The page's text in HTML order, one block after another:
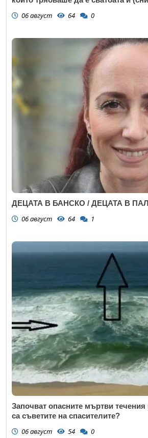
06 август 64 0
ДЕЦАТА В БАНСКО / ДЕЦАТА В
06 август 64 1
Започват опасните мъртви
са съветите на спасителите?
06 август 54 0